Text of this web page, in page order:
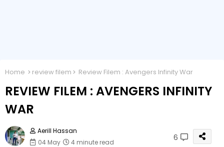
Home review filem Review Filem : Avengers Infinity War
REVIEW FILEM : AVENGERS INFINITY
WAR
Aerill Hassan
04 May
4 minute read 6